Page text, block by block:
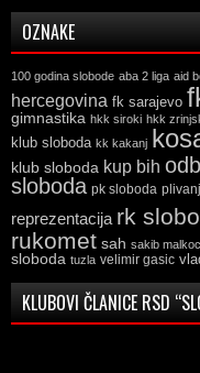
OZNAKE
100 godina slobode aba 2 liga aid
hercegovina fk sarajevo
gimnastika hkk siroki hkk
klub sloboda kk kakanj
klub sloboda kup bih
sloboda pk sloboda
reprezentacija rk
rukomet sah sakib
sloboda tuzla velimir gasic
KLUBOVI ČLANICE RSD